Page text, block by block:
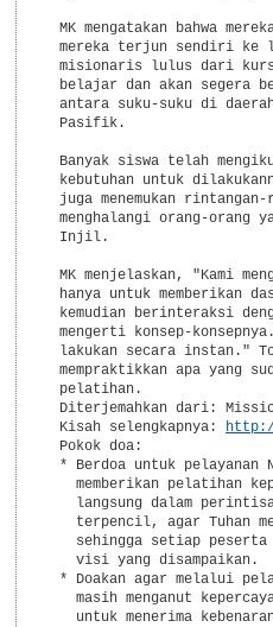
MK mengatakan bahwa
mereka terjun sendiri ke
misionaris lulus dari
belajar dan akan segera
antara suku-suku di
  Pasifik.
Banyak siswa telah
kebutuhan untuk
juga menemukan
menghalangi orang-orang
  Injil.
MK menjelaskan, "Kami
hanya untuk memberikan
kemudian berinteraksi
mengerti konsep-
lakukan secara instan."
mempraktikkan apa yang
  pelatihan.
Diterjemahkan dari:
  Kisah selengkapnya:
  Pokok doa:
* Berdoa untuk pelayanan
memberikan pelatihan
langsung dalam
terpencil, agar Tuhan
sehingga setiap
    visi yang disampaikan.
* Doakan agar melalui
masih menganut
untuk menerima